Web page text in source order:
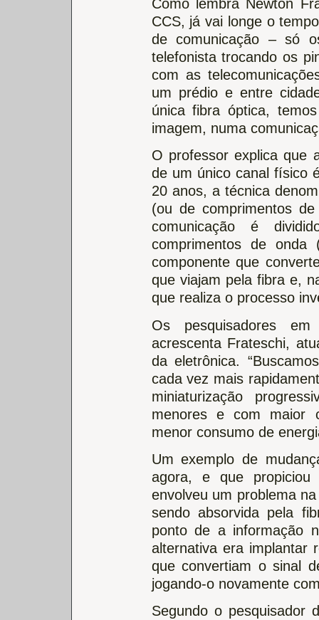
Como lembra Newton
CCS, já vai longe o
de comunicação – só
telefonista trocando os
com as
um prédio e entre
única fibra óptica,
imagem, numa
O professor explica que
de um único canal físico
20 anos, a técnica
(ou de comprimentos
comunicação é
comprimentos de
componente que
que viajam pela fibra e,
que realiza o processo
Os pesquisadores
acrescenta Frateschi,
da eletrônica.
cada vez mais
miniaturização
menores e com maior
menor consumo de
Um exemplo de
agora, e que propiciou
envolveu um problema
sendo absorvida pela
ponto de a informação
alternativa era implantar
que convertiam o sinal
jogando-o novamente
Segundo o pesquisador